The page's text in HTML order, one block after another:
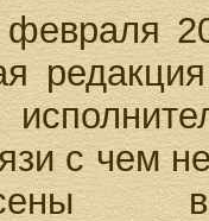
с чем